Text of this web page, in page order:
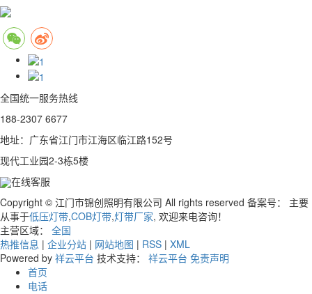
全国统一服务热线
188-2307 6677
地址：广东省江门市江海区临江路152号
现代工业园2-3栋5楼
在线客服
Copyright © 江门市锦创照明有限公司 All rights reserved 备案号：
主要
从事于低压灯带,COB灯带,灯带厂家, 欢迎来电咨询！
主营区域： 全国
热推信息 | 企业分站 | 网站地图 | RSS | XML
Powered by 祥云平台 技术支持： 祥云平台 免责声明
首页
电话